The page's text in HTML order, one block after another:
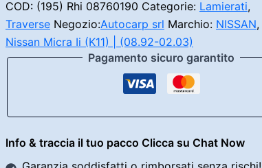
Nissan
Micra
II
K11C
quantità
COD: (195) Rhi 08760190 Categorie: Lamierati,
Traverse Negozio:Autocarp srl Marchio: NISSAN,
Nissan Micra Ii (K11) | (08.92-02.03)
Pagamento sicuro garantito
Info & traccia il tuo pacco Clicca su Chat Now